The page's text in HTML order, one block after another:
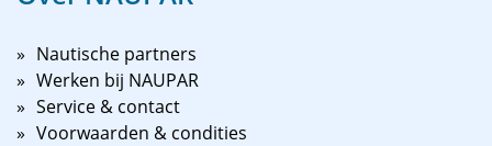
Nautische partners
Werken bij NAUPAR
Service & contact
Voorwaarden & condities